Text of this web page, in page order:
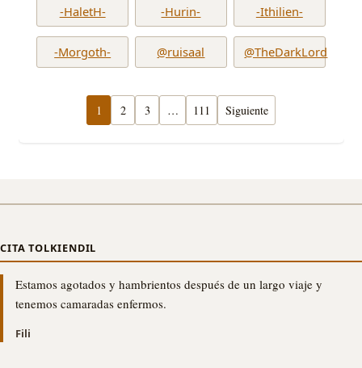
-HaletH- -Hurin- -Ithilien-
-Morgoth- @ruisaal @TheDarkLord
1 2 3 … 111 Siguiente
CITA TOLKIENDIL
Estamos agotados y hambrientos después de un largo viaje y
tenemos camaradas enfermos.
Fili